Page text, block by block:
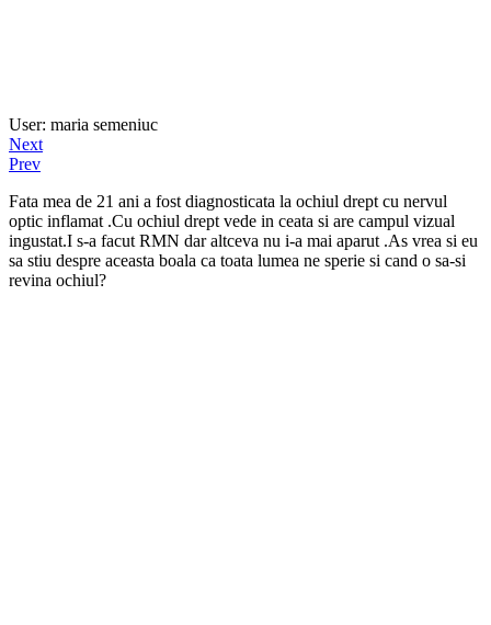
User: maria semeniuc
Next
Prev
Fata mea de 21 ani a fost diagnosticata la ochiul drept cu nervul
optic inflamat .Cu ochiul drept vede in ceata si are campul vizual
ingustat.I s-a facut RMN dar altceva nu i-a mai aparut .As vrea si eu
sa stiu despre aceasta boala ca toata lumea ne sperie si cand o sa-si
revina ochiul?